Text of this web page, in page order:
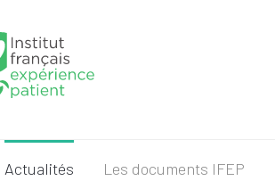
Actualités Les documents IFEP